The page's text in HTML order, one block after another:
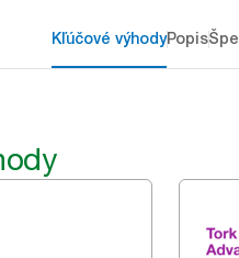
Kľúčové výhodyPopis